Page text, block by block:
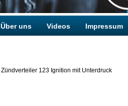
Über uns Videos Impressum
Zündverteiler 123 Ignition mit Unterdruck